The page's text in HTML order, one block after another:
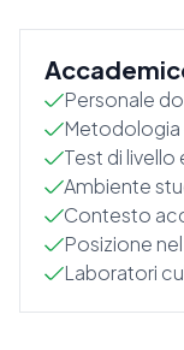
Personale
Test di
Ambiente
Contesto
Posizione
Laboratori